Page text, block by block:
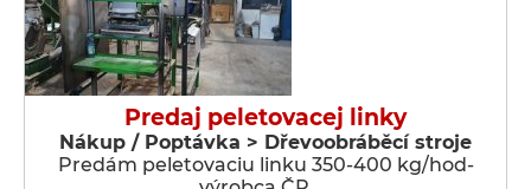
Predaj peletovacej linky
Nákup / Poptávka > Dřevoobráběcí stroje
Predám peletovaciu linku 350-400 kg/hod-